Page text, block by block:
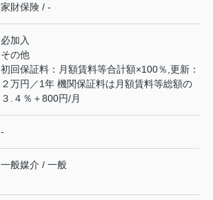
家財保険 / -
必加入
その他
初回保証料：月額賃料等合計額×100％,更新：
２万円／1年 機関保証料は月額賃料等総額の
３.４％＋800円/月
-
一般媒介 / 一般